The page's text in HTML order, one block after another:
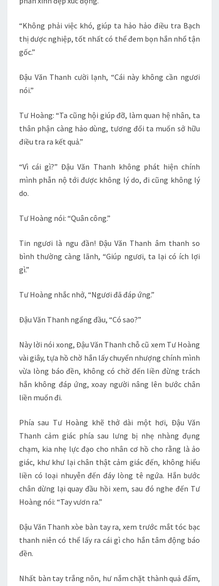
“Không phải việc khó, giúp ta hảo hảo điều tra Bạch
thị dược nghiệp, tốt nhất có thể đem bọn hắn nhổ tận
gốc.”
Đậu Văn Thanh cười lạnh, “Cái này không cần ngươi
nói.”
Tư Hoàng: “Ta cũng hội giúp đỡ, làm quan hệ nhân, ta
thân phận càng hảo dùng, tương đối ta muốn sở hữu
điều tra ra kết quả.”
“Vì cái gì?” Đậu Văn Thanh không phát hiện chính
mình phẫn nộ tới được không lý do, đi cũng không lý
do.
Tư Hoàng nói: “Quân công.”
Tin ngươi là ngu đần! Đậu Văn Thanh âm thanh so
bình thường càng lãnh, “Giúp ngươi, ta lại có ích lợi
gì.”
Tư Hoàng nhắc nhở, “Ngươi đã đáp ứng.”
Đậu Văn Thanh ngẩng đầu, “Có sao?”
Này lời nói xong, Đậu Văn Thanh chỗ cũ xem Tư Hoàng
vài giây, tựa hồ chờ hắn lấy chuyển nhượng chính mình
vừa lòng báo đền, không có chờ đến liền đừng trách
hắn không đáp ứng, xoay người nâng lên bước chân
liền muốn đi.
Phía sau Tư Hoàng khẽ thở dài một hơi, Đậu Văn
Thanh cảm giác phía sau lưng bị nhẹ nhàng đụng
chạm, kia nhẹ lực đạo cho nhân cơ hồ cho rằng là ảo
giác, khư khư lại chân thật cảm giác đến, không hiểu
liền có loại nhuyễn đến đáy lòng tê ngứa. Hắn bước
chân dừng lại quay đầu hồi xem, sau đó nghe đến Tư
Hoàng nói: “Tay vươn ra.”
Đậu Văn Thanh xòe bàn tay ra, xem trước mắt tóc bạc
thanh niên có thể lấy ra cái gì cho hắn tâm động báo
đền.
Nhất bàn tay trắng nõn, hư nắm chặt thành quả đấm,